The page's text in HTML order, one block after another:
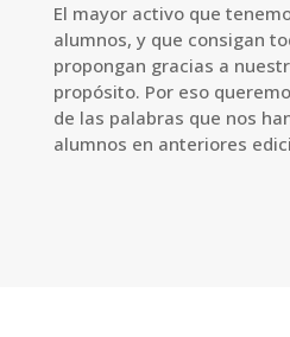
El mayor activo que
alumnos, y que consigan
propongan gracias a
propósito. Por eso
de las palabras que nos
alumnos en anteriores